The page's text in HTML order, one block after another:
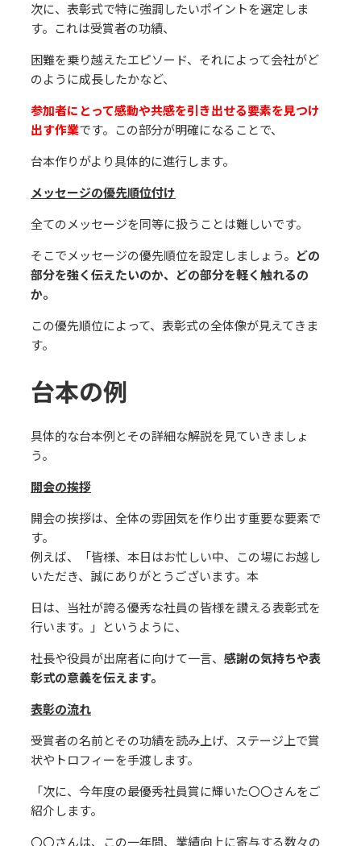
次に、表彰式で特に強調したいポイントを選定しま
す。これは受賞者の功績、
困難を乗り越えたエピソード、それによって会社がど
のように成⻑したかなど、
参加者にとって感動や共感を引き出せる要素を⾒つけ
出す作業です。この部分が明確になることで、
台本作りがより具体的に進⾏します。
メッセージの優先順位付け
全てのメッセージを同等に扱うことは難しいです。
そこでメッセージの優先順位を設定しましょう。 どの
部分を強く伝えたいのか、どの部分を軽く触れるの
か。
この優先順位によって、表彰式の全体像が⾒えてきま
す。
台本の例
具体的な台本例とその詳細な解説を⾒ていきましょ
う。
開会の挨拶
開会の挨拶は、全体の雰囲気を作り出す重要な要素で
す。
例えば、「皆様、本⽇はお忙しい中、この場にお越し
いただき、誠にありがとうございます。本
⽇は、当社が誇る優秀な社員の皆様を讃える表彰式を
⾏います。」というように、
社⻑や役員が出席者に向けて⼀⾔、 感謝の気持ちや表
彰式の意義を伝えます。
表彰の流れ
受賞者の名前とその功績を読み上げ、ステージ上で賞
状やトロフィーを⼿渡します。
「次に、今年度の最優秀社員賞に輝いた〇〇さんをご
紹介します。
〇〇さんは、この⼀年間、業績向上に寄与する数々の